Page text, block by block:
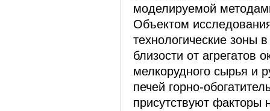
моделируемой
Объектом
технологические зоны
близости от агрегатов
мелкорудного сырья и
печей горно-
присутствуют факторы